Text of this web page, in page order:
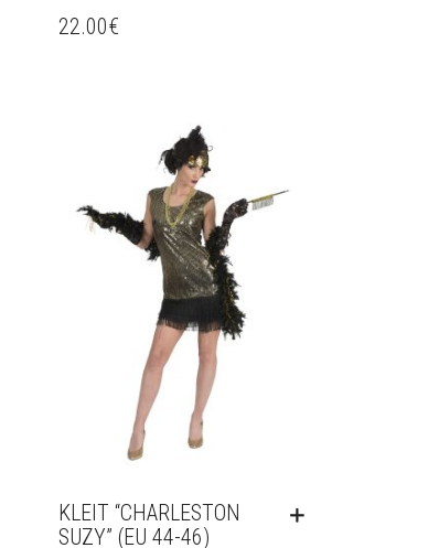
22.00€
KLEIT “CHARLESTON
SUZY” (EU 44-46)